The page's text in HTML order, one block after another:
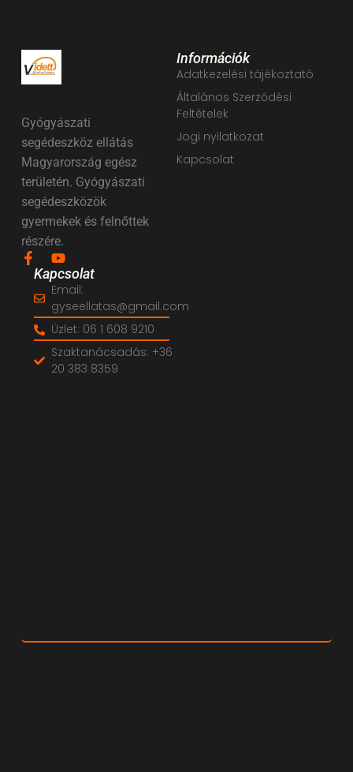
Gyógyászati
segédeszköz ellátás
Magyarország egész
területén. Gyógyászati
segédeszközök
gyermekek és felnőttek
részére.
Információk
Adatkezelési tájékoztató
Általános Szerződési
Feltételek
Jogi nyilatkozat
Kapcsolat
Kapcsolat
Email:
gyseellatas@gmail.com
Üzlet: 06 1 608 9210
Szaktanácsadás: +36
20 383 8359